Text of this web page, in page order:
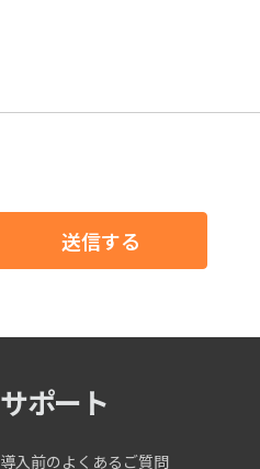
サポート
導入前のよくあるご質問